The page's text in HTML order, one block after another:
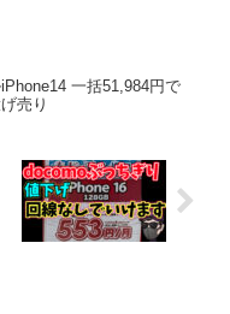
一括51,984円で
売り